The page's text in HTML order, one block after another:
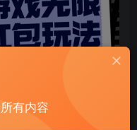
有内容